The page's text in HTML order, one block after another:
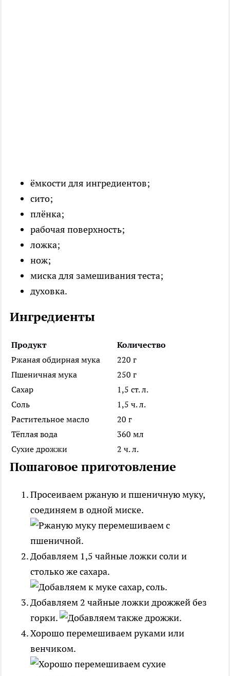
ёмкости для ингредиентов;
сито;
плёнка;
рабочая поверхность;
ложка;
нож;
миска для замешивания теста;
духовка.
Ингредиенты
Продукт
Количество
Ржаная обдирная мука
220 г
Пшеничная мука
250 г
Сахар
1,5 ст. л.
Соль
1,5 ч. л.
Растительное масло
20 г
Тёплая вода
360 мл
Сухие дрожжи
2 ч. л.
Пошаговое приготовление
Просеиваем ржаную и пшеничную муку,
соединяем в одной миске.
Добавляем 1,5 чайные ложки соли и
столько же сахара.
Добавляем 2 чайные ложки дрожжей без
горки.
Хорошо перемешиваем руками или
венчиком.